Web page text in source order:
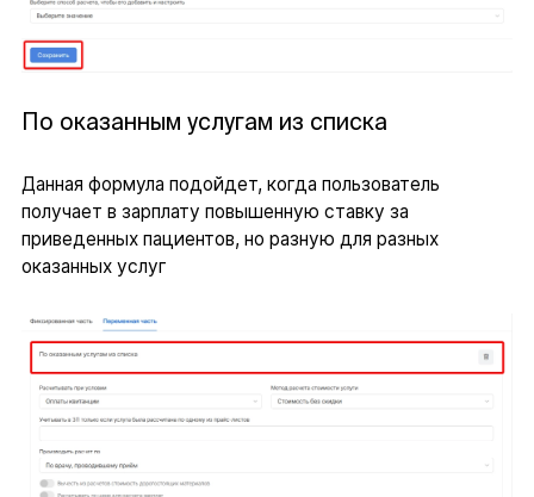
По оказанным услугам из списка
Данная формула подойдет, когда пользователь
получает в зарплату повышенную ставку за
приведенных пациентов, но разную для разных
оказанных услуг